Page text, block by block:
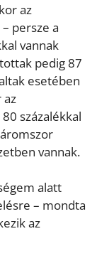
az
persze a
vannak
pedig 87
esetében
az
százalékkal
vannak.
alatt
– mondta
az